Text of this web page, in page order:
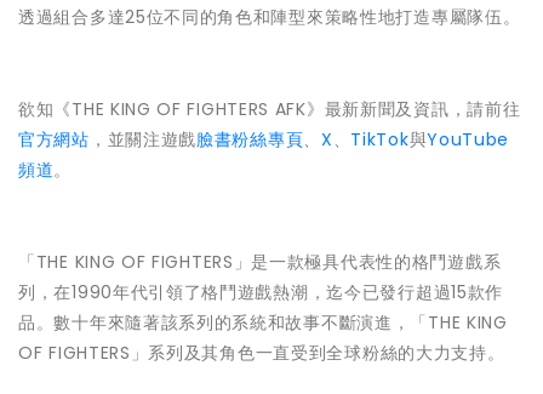
透過組合多達25位不同的角色和陣型來策略性地打造專屬隊伍。
欲知《THE KING OF FIGHTERS AFK》最新新聞及資訊，請前往
官方網站 ，並關注遊戲臉書粉絲專頁、 X 、 TikTok與YouTube
頻道。
「THE KING OF FIGHTERS」是一款極具代表性的格鬥遊戲系
列，在1990年代引領了格鬥遊戲熱潮，迄今已發行超過15款作
品。數十年來隨著該系列的系統和故事不斷演進，「THE KING
OF FIGHTERS」系列及其角色一直受到全球粉絲的大力支持。